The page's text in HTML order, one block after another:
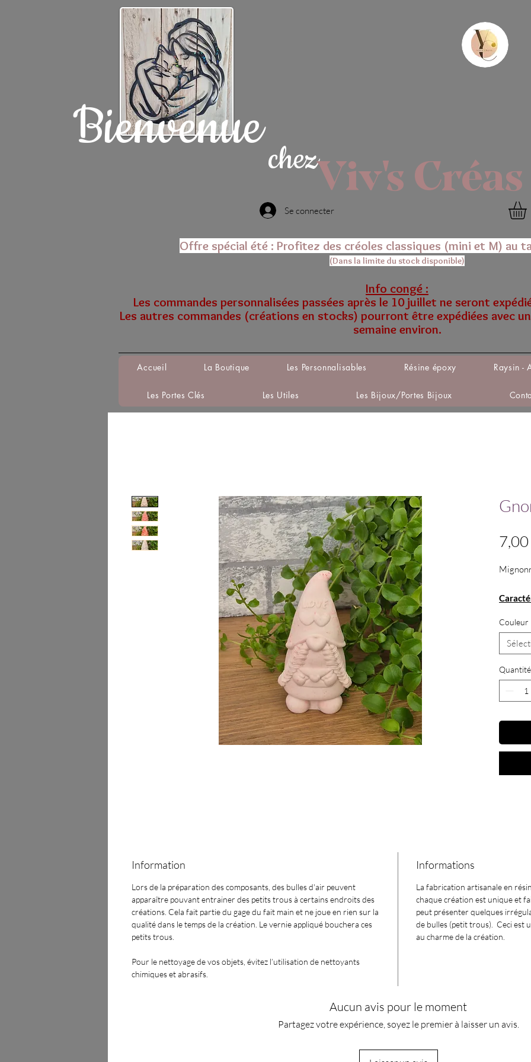
BienvenuechezViv's Créas
Se connecter
Offre spécial été : Profitez des créoles classiques (mini et M) au
(Dans la limite du stock disponible)
Info congé :
Les commandes personnalisées passées après le 10 juillet ne seront
Les autres commandes (créations en stocks) pourront être expédiées avec
semaine environ.
Accueil La Boutique Les Personnalisables Résine époxy Raysin -
Les Portes Clés Les Utiles Les Bijoux/Portes Bijoux
cm
.Fait
.
.
Couleur
Quantité
Information
Lors de la préparation des composants, des bulles d'air peuvent
apparaître pouvant entrainer des petits trous à certains endroits des
créations. Cela fait partie du gage du fait main et ne joue en rien sur la
qualité dans le temps de la création. Le vernie appliqué bouchera ces
petits trous.
Pour le nettoyage de vos objets, évitez l’utilisation de nettoyants
chimiques et abrasifs.​
Informations
La fabrication artisanale en
chaque création est unique et
peut présenter quelques
de bulles (petit trous). Ceci est
au charme de la création.
Aucun avis pour le moment
Partagez votre expérience, soyez le premier à laisser un avis.